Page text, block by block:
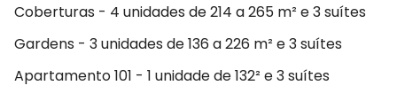
Coberturas - 4 unidades de 214 a 265 m² e 3 suítes
Gardens - 3 unidades de 136 a 226 m² e 3 suítes
Apartamento 101 - 1 unidade de 132² e 3 suítes